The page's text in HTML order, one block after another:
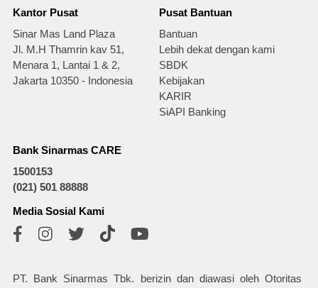
Kantor Pusat
Sinar Mas Land Plaza
Jl. M.H Thamrin kav 51,
Menara 1, Lantai 1 & 2,
Jakarta 10350 - Indonesia
Pusat Bantuan
Bantuan
Lebih dekat dengan kami
SBDK
Kebijakan
KARIR
SiAPI Banking
Bank Sinarmas CARE
1500153
(021) 501 88888
Media Sosial Kami
PT. Bank Sinarmas Tbk. berizin dan diawasi oleh Otoritas